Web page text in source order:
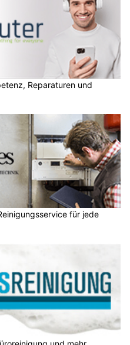
Reparaturen und
für jede